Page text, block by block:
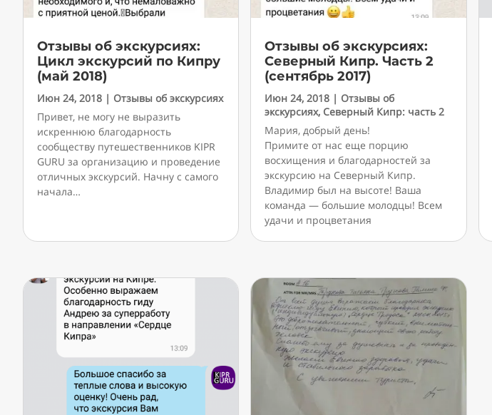
Отзывы об экскурсиях:
Цикл экскурсий по Кипру
(май 2018)
Июн 24, 2018 | Отзывы об экскурсиях
Привет, не могу не выразить
искреннюю благодарность
сообществу путешественников KIPR
GURU за организацию и проведение
отличных экскурсий. Начну с самого
начала…
Отзывы об экскурсиях:
Северный Кипр. Часть 2
(сентябрь 2017)
Июн 24, 2018 | Отзывы об
экскурсиях, Северный Кипр: часть 2
Мария, добрый день!
Примите от нас еще порцию
восхищения и благодарностей за
экскурсию на Северный Кипр.
Владимир был на высоте! Ваша
команда — большие молодцы! Всем
удачи и процветания